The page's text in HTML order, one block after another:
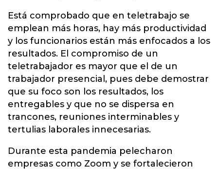
Está comprobado que en teletrabajo se
emplean más horas, hay más productividad
y los funcionarios están más enfocados a los
resultados. El compromiso de un
teletrabajador es mayor que el de un
trabajador presencial, pues debe demostrar
que su foco son los resultados, los
entregables y que no se dispersa en
trancones, reuniones interminables y
tertulias laborales innecesarias.
Durante esta pandemia pelecharon
empresas como Zoom y se fortalecieron